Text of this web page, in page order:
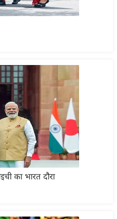
का भारत दौरा